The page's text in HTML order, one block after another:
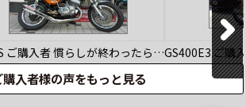
ご購入者慣らしが終わったら…GS400E3ご購
購入者様の声をもっと見る